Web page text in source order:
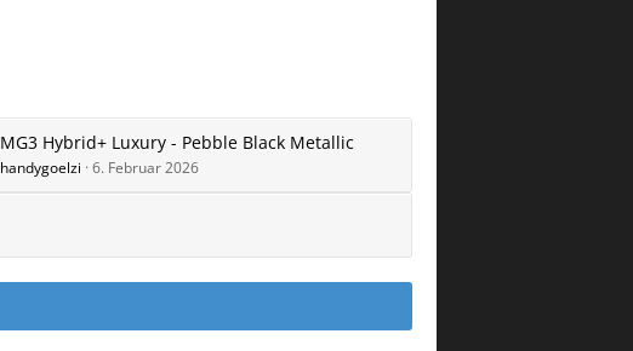
MG3 Hybrid+ Luxury - Pebble Black Metallic
handygoelzi 6. Februar 2026